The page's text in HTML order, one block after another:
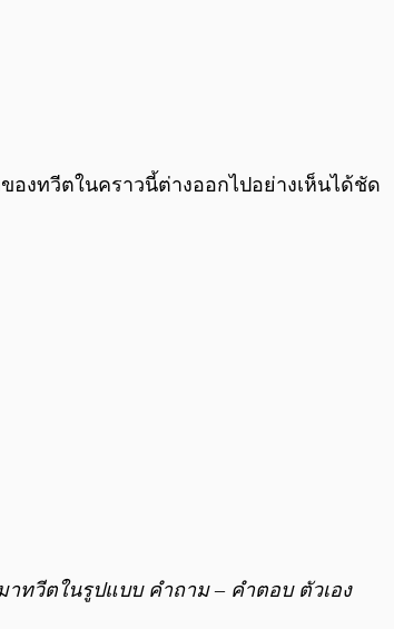
0:00 / 0:00
องทวีตในคราวนี้ต่างออกไปอย่างเห็นได้ชัด
ทวีตในรูปแบบ คำถาม – คำตอบ ตัวเอง